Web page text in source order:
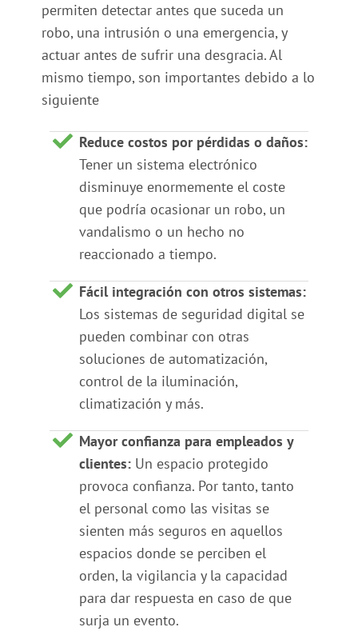
permiten detectar antes que suceda un
robo, una intrusión o una emergencia, y
actuar antes de sufrir una desgracia. Al
mismo tiempo, son importantes debido a lo
siguiente
Reduce costos por pérdidas o daños:
Tener un sistema electrónico
disminuye enormemente el coste
que podría ocasionar un robo, un
vandalismo o un hecho no
reaccionado a tiempo.
Fácil integración con otros sistemas:
Los sistemas de seguridad digital se
pueden combinar con otras
soluciones de automatización,
control de la iluminación,
climatización y más.
Mayor confianza para empleados y
clientes: Un espacio protegido
provoca confianza. Por tanto, tanto
el personal como las visitas se
sienten más seguros en aquellos
espacios donde se perciben el
orden, la vigilancia y la capacidad
para dar respuesta en caso de que
surja un evento.